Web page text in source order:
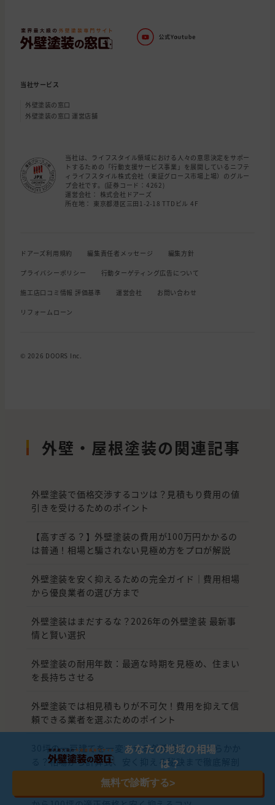
当社サービス
外壁塗装の窓口
外壁塗装の窓口 運営店舗
当社は、ライフスタイル領域における人々の意思決定をサポー
トするための「行動支援サービス事業」を展開しているニフテ
ィライフスタイル株式会社（東証グロース市場上場）のグルー
プ会社です。(証券コード：4262)
運営会社： 株式会社ドアーズ
所在地： 東京都港区三田1-2-18 TTDビル 4F
ドアーズ利用規約 編集責任者メッセージ 編集方針
プライバシーポリシー 行動ターゲティング広告について
施工店口コミ情報 評価基準 運営会社 お問い合わせ
リフォームローン
© 2026 DOORS Inc.
外壁・屋根塗装の関連記事
外壁塗装で価格交渉するコツは？見積もり費用の値
引きを受けるためのポイント
【高すぎる？】外壁塗装の費用が100万円かかるの
は普通！相場と騙されない見極め方をプロが解説
外壁塗装を安く抑えるための完全ガイド｜費用相場
から優良業者の選び方まで
外壁塗装はまだするな？2026年の外壁塗装 最新事
情と賢い選択
外壁塗装の耐用年数：最適な時期を見極め、住まい
を長持ちさせる
外壁塗装では相見積もりが不可欠！費用を抑えて信
頼できる業者を選ぶためのポイント
30坪の一戸建てを一変させる外壁塗装！いくらかか
る？相場から計算式、安く抑える秘訣まで徹底解剖
【2026年版】外壁塗装の費用相場はいくら？10坪
あなたの地域の相場
は？
無料で診断する>